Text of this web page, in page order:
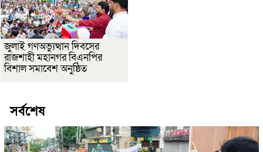
জুলাই গণঅভ্যুত্থান দিবসের
রাজশাহী মহানগর বিএনপির
বিশাল সমাবেশ অনুষ্ঠিত
সর্বশেষ